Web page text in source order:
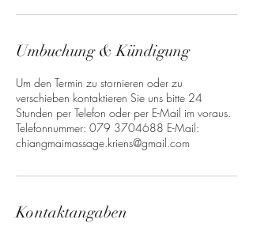
Umbuchung & Kündigung
Um den Termin zu stornieren oder zu
verschieben kontaktieren Sie uns bitte 24
Stunden per Telefon oder per E-Mail im voraus.
Telefonnummer: 079 3704688 E-Mail:
chiangmaimassage.kriens@gmail.com
Kontaktangaben